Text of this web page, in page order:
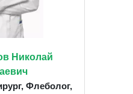
Николай
Флеболог,